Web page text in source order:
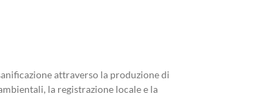
attraverso la produzione di
la registrazione locale e la